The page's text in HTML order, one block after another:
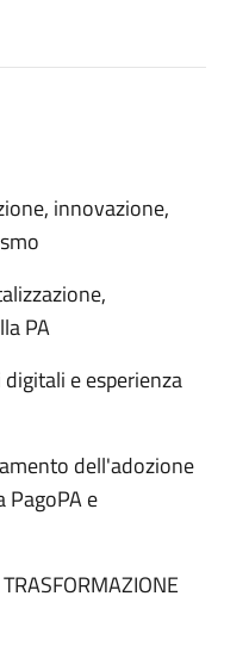
innovazione,
PA
e esperienza
dell'adozione
PagoPA e